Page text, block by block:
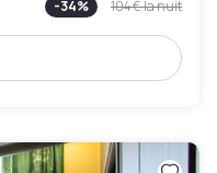
-34% 104 €la nuit